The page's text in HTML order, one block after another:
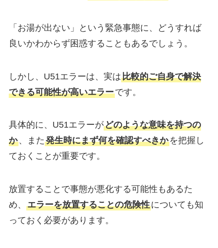
「お湯が出ない」という緊急事態に、どうすれば
良いかわからず困惑することもあるでしょう。
しかし、U51エラーは、実は比較的ご自身で解決
できる可能性が高いエラーです。
具体的に、U51エラーがどのような意味を持つの
か、また発生時にまず何を確認すべきかを把握し
ておくことが重要です。
放置することで事態が悪化する可能性もあるた
め、 エラーを放置することの危険性についても知
っておく必要があります。